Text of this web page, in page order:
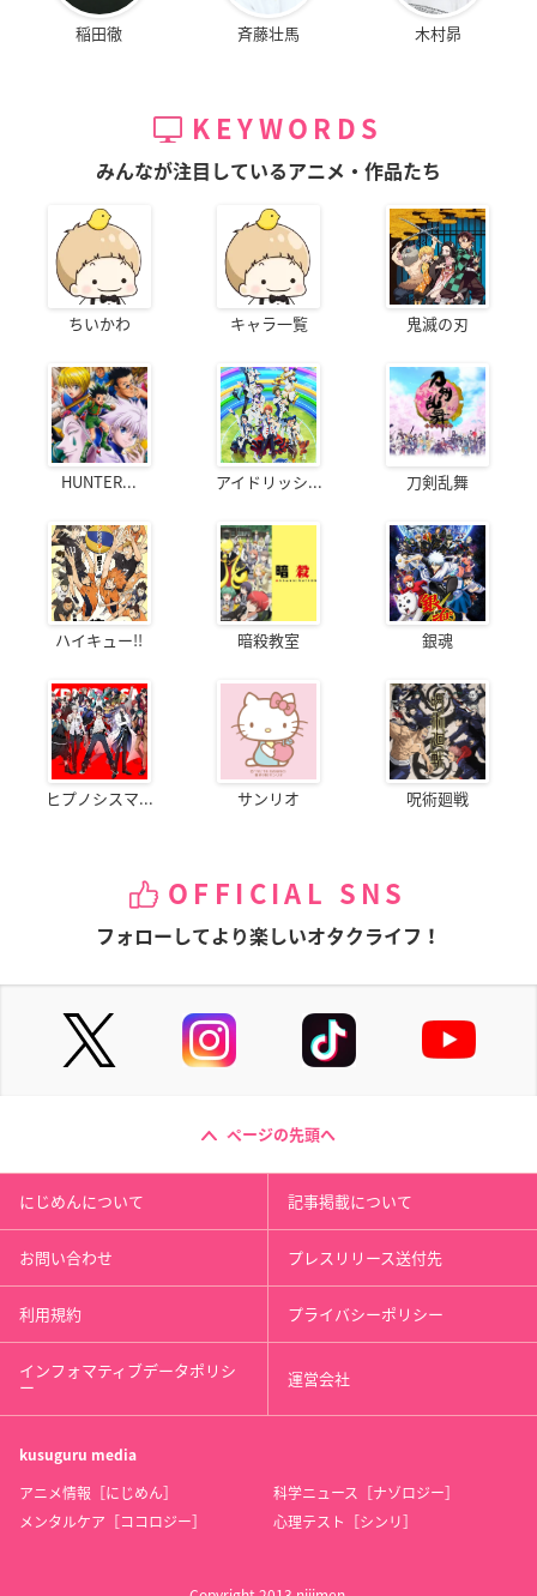
稲田徹 斉藤壮馬 木村昴
KEYWORDS
みんなが注目しているアニメ・作品たち
ちいかわ キャラ一覧 鬼滅の刃
HUNTER... アイドリッシ... 刀剣乱舞
ハイキュー!! 暗殺教室 銀魂
ヒプノシスマ... サンリオ 呪術廻戦
OFFICIAL SNS
フォローしてより楽しいオタクライフ！
ページの先頭へ
にじめんについて 記事掲載について
お問い合わせ プレスリリース送付先
利用規約 プライバシーポリシー
インフォマティブデータポリシ
ー 運営会社
kusuguru media
アニメ情報［にじめん］
科学ニュース［ナゾロジー］
メンタルケア［ココロジー］
心理テスト［シンリ］